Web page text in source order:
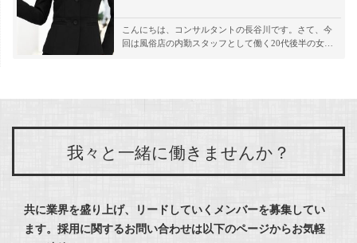
こんにちは、コンサルタントの長谷川です。さて、今
回は風俗店の内勤スタッフとして働く20代後半の女…
我々と一緒に働きませんか？
共に業界を盛り上げ、リードしていくメンバーを募集してい
ます。 採用に関するお問い合わせは以下のページからお気軽